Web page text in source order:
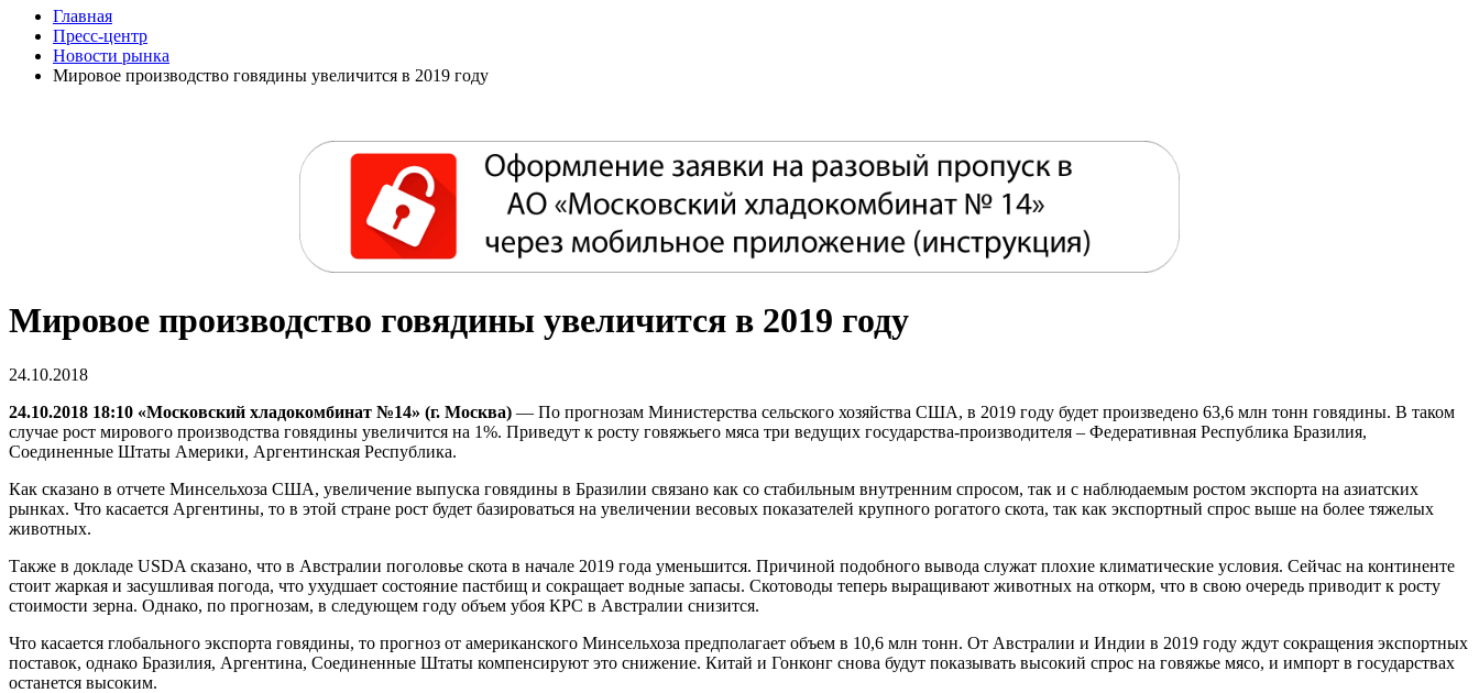
Главная
Пресс-центр
Новости рынка
Мировое производство говядины увеличится в 2019 году
Мировое производство говядины увеличится в 2019 году
24.10.2018
24.10.2018 18:10 «Московский хладокомбинат №14» (г. Москва) — По прогнозам Министерства сельского хозяйства США, в 2019 году будет произведено 63,6 млн тонн говядины. В таком
случае рост мирового производства говядины увеличится на 1%. Приведут к росту говяжьего мяса три ведущих государства-производителя – Федеративная Республика Бразилия,
Соединенные Штаты Америки, Аргентинская Республика.
Как сказано в отчете Минсельхоза США, увеличение выпуска говядины в Бразилии связано как со стабильным внутренним спросом, так и с наблюдаемым ростом экспорта на азиатских
рынках. Что касается Аргентины, то в этой стране рост будет базироваться на увеличении весовых показателей крупного рогатого скота, так как экспортный спрос выше на более тяжелых
животных.
Также в докладе USDA сказано, что в Австралии поголовье скота в начале 2019 года уменьшится. Причиной подобного вывода служат плохие климатические условия. Сейчас на континенте
стоит жаркая и засушливая погода, что ухудшает состояние пастбищ и сокращает водные запасы. Скотоводы теперь выращивают животных на откорм, что в свою очередь приводит к росту
стоимости зерна. Однако, по прогнозам, в следующем году объем убоя КРС в Австралии снизится.
Что касается глобального экспорта говядины, то прогноз от американского Минсельхоза предполагает объем в 10,6 млн тонн. От Австралии и Индии в 2019 году ждут сокращения экспортных
поставок, однако Бразилия, Аргентина, Соединенные Штаты компенсируют это снижение. Китай и Гонконг снова будут показывать высокий спрос на говяжье мясо, и импорт в государствах
останется высоким.